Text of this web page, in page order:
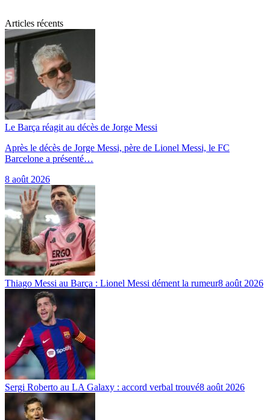
Articles récents
Le Barça réagit au décès de Jorge Messi
Après le décès de Jorge Messi, père de Lionel Messi, le FC
Barcelone a présenté…
8 août 2026
Thiago Messi au Barça : Lionel Messi dément la rumeur8 août 2026
Sergi Roberto au LA Galaxy : accord verbal trouvé8 août 2026